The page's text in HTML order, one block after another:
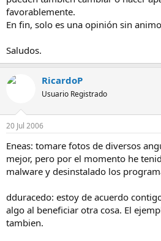
favorablemente.
En fin, solo es una opinión sin
Saludos.
RicardoP
Usuario Registrado
20 Jul 2006
Eneas: tomare fotos de diversos
mejor, pero por el momento he
malware y desinstalado los
dduracedo: estoy de acuerdo
algo al beneficiar otra cosa. El
tambien.